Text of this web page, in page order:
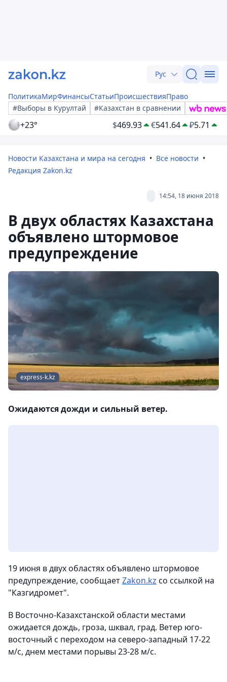
Рус
ПолитикаМирФинансыСтатьиПроисшествияПраво
#Выборы в Курултай
#Казахстан в сравнении
+23° $469.93 €541.64 ₽5.71
Новости Казахстана и мира на сегодня
Все новости
Редакция Zakon.kz
14:54, 18 июня 2018
В двух областях Казахстана
объявлено штормовое
предупреждение
express-k.kz
Ожидаются дожди и сильный ветер.
19 июня в двух областях объявлено штормовое
предупреждение, сообщаетZakon.kz со ссылкой на
"Казгидромет".
В Восточно-Казахстанской области местами
ожидается дождь, гроза, шквал, град. Ветер юго-
восточный с переходом на северо-западный 17-22
м/с, днем местами порывы 23-28 м/с.